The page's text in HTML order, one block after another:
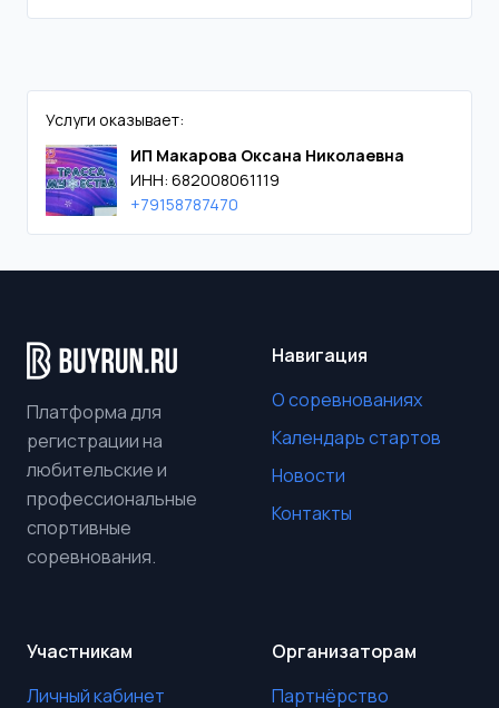
Услуги оказывает:
ИП Макарова Оксана Николаевна
ИНН: 682008061119
+79158787470
Платформа для
регистрации на
любительские и
профессиональные
спортивные
соревнования.
Навигация
О соревнованиях
Календарь стартов
Новости
Контакты
Участникам
Личный кабинет
Организаторам
Партнёрство